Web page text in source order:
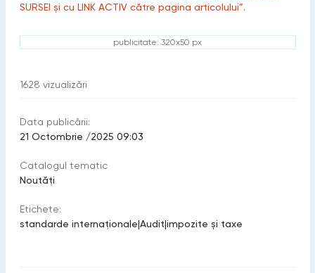
SURSEI și cu LINK ACTIV către pagina articolului”.
publicitate: 320x50 px
1628 vizualizări
Data publicării:
21 Octombrie /2025 09:03
Catalogul tematic
Noutăți
Etichete:
standarde internaționale|Audit|impozite şi taxe